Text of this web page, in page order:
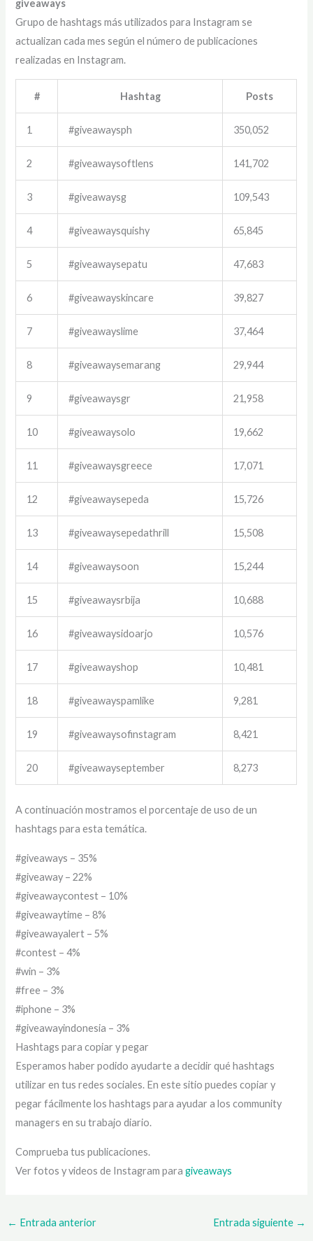
giveaways
Grupo de hashtags más utilizados para Instagram se
actualizan cada mes según el número de publicaciones
realizadas en Instagram.
# Hashtag Posts
1 #giveawaysph 350,052
2 #giveawaysoftlens 141,702
3 #giveawaysg 109,543
4 #giveawaysquishy 65,845
5 #giveawaysepatu 47,683
6 #giveawayskincare 39,827
7 #giveawayslime 37,464
8 #giveawaysemarang 29,944
9 #giveawaysgr 21,958
10 #giveawaysolo 19,662
11 #giveawaysgreece 17,071
12 #giveawaysepeda 15,726
13 #giveawaysepedathrill 15,508
14 #giveawaysoon 15,244
15 #giveawaysrbija 10,688
16 #giveawaysidoarjo 10,576
17 #giveawayshop 10,481
18 #giveawayspamlike 9,281
19 #giveawaysofinstagram 8,421
20 #giveawayseptember 8,273
A continuación mostramos el porcentaje de uso de un
hashtags para esta temática.
#giveaways – 35%
#giveaway – 22%
#giveawaycontest – 10%
#giveawaytime – 8%
#giveawayalert – 5%
#contest – 4%
#win – 3%
#free – 3%
#iphone – 3%
#giveawayindonesia – 3%
Hashtags para copiar y pegar
Esperamos haber podido ayudarte a decidir qué hashtags
utilizar en tus redes sociales. En este sitio puedes copiar y
pegar fácilmente los hashtags para ayudar a los community
managers en su trabajo diario.
Comprueba tus publicaciones.
Ver fotos y videos de Instagram paragiveaways
← Entrada anterior Entrada siguiente →